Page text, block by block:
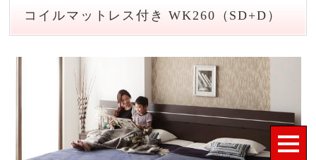
コイルマットレス付き WK260（SD+D）